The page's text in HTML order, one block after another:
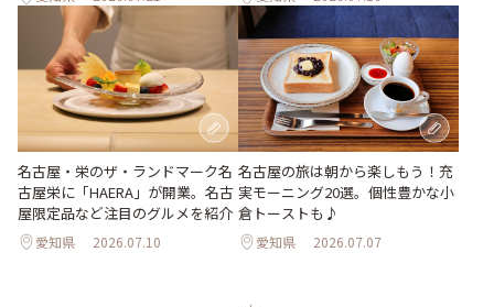
名古屋・栄のザ・ランドマーク名
古屋栄に「HAERA」が開業。名古
屋限定品など注目のグルメを紹介
愛知県 2026.07.10
名古屋の旅は朝から楽しもう！充
実モーニング20選。個性豊かな小
倉トーストも♪
愛知県 2026.07.07